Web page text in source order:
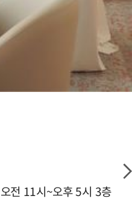
전 11시~오후 5시 3층